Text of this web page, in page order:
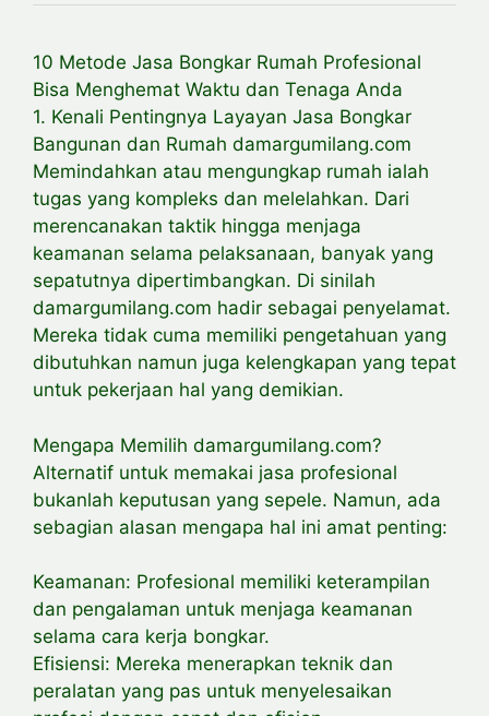
10 Metode Jasa Bongkar Rumah Profesional
Bisa Menghemat Waktu dan Tenaga Anda
1. Kenali Pentingnya Layayan Jasa Bongkar
Bangunan dan Rumah damargumilang.com
Memindahkan atau mengungkap rumah ialah
tugas yang kompleks dan melelahkan. Dari
merencanakan taktik hingga menjaga
keamanan selama pelaksanaan, banyak yang
sepatutnya dipertimbangkan. Di sinilah
damargumilang.com hadir sebagai penyelamat.
Mereka tidak cuma memiliki pengetahuan yang
dibutuhkan namun juga kelengkapan yang tepat
untuk pekerjaan hal yang demikian.
Mengapa Memilih damargumilang.com?
Alternatif untuk memakai jasa profesional
bukanlah keputusan yang sepele. Namun, ada
sebagian alasan mengapa hal ini amat penting:
Keamanan: Profesional memiliki keterampilan
dan pengalaman untuk menjaga keamanan
selama cara kerja bongkar.
Efisiensi: Mereka menerapkan teknik dan
peralatan yang pas untuk menyelesaikan